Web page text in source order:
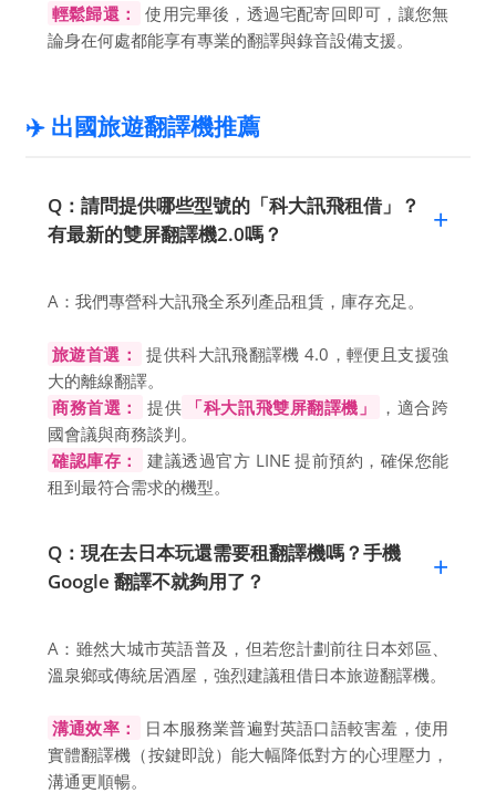
輕鬆歸還：
使用完畢後，透過宅配寄回即可，讓您無
論身在何處都能享有專業的翻譯與錄音設備支援。
✈️ 出國旅遊翻譯機推薦
Q：請問提供哪些型號的「科大訊飛租借」？
有最新的雙屏翻譯機2.0嗎？
A：我們專營科大訊飛全系列產品租賃，庫存充足。
旅遊首選：
提供科大訊飛翻譯機 4.0，輕便且支援強
大的離線翻譯。
商務首選：
提供 「科大訊飛雙屏翻譯機」
，適合跨
國會議與商務談判。
確認庫存：
建議透過官方 LINE 提前預約，確保您能
租到最符合需求的機型。
Q：現在去日本玩還需要租翻譯機嗎？手機
Google 翻譯不就夠用了？
A：雖然大城市英語普及，但若您計劃前往日本郊區、
溫泉鄉或傳統居酒屋，強烈建議租借日本旅遊翻譯機。
溝通效率：
日本服務業普遍對英語口語較害羞，使用
實體翻譯機（按鍵即說）能大幅降低對方的心理壓力，
溝通更順暢。